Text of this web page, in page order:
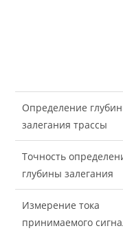
Определение
залегания трассы
Точность
глубины залегания
Измерение тока
принимаемого